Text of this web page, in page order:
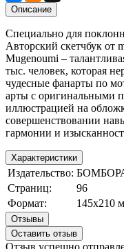
Описание
Специально для
Авторский скетчбук от
Mugenoumi –
тыс. человек, которая
чудесные фанарты по
арты с оригинальными
иллюстрацией на
совершенствовании
гармонии и
Характеристики
Издательство:
Страниц:
96
Формат:
145х210
Отзывы
Оставить отзыв
Отзыв успешно